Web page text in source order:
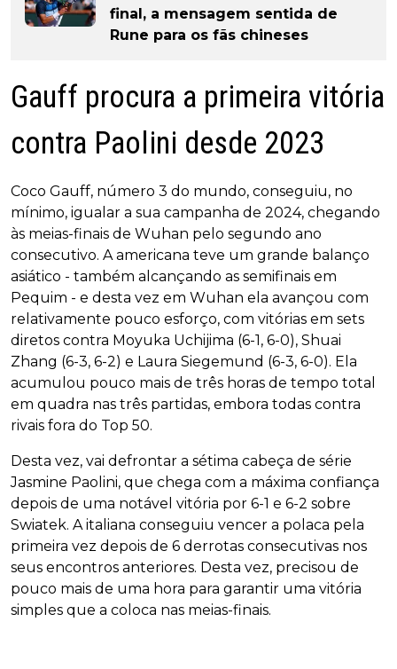
final, a mensagem sentida de
Rune para os fãs chineses
Gauff procura a primeira vitória
contra Paolini desde 2023
Coco Gauff, número 3 do mundo, conseguiu, no
mínimo, igualar a sua campanha de 2024, chegando
às meias-finais de Wuhan pelo segundo ano
consecutivo. A americana teve um grande balanço
asiático - também alcançando as semifinais em
Pequim - e desta vez em Wuhan ela avançou com
relativamente pouco esforço, com vitórias em sets
diretos contra Moyuka Uchijima (6-1, 6-0), Shuai
Zhang (6-3, 6-2) e Laura Siegemund (6-3, 6-0). Ela
acumulou pouco mais de três horas de tempo total
em quadra nas três partidas, embora todas contra
rivais fora do Top 50.
Desta vez, vai defrontar a sétima cabeça de série
Jasmine Paolini, que chega com a máxima confiança
depois de uma notável vitória por 6-1 e 6-2 sobre
Swiatek. A italiana conseguiu vencer a polaca pela
primeira vez depois de 6 derrotas consecutivas nos
seus encontros anteriores. Desta vez, precisou de
pouco mais de uma hora para garantir uma vitória
simples que a coloca nas meias-finais.